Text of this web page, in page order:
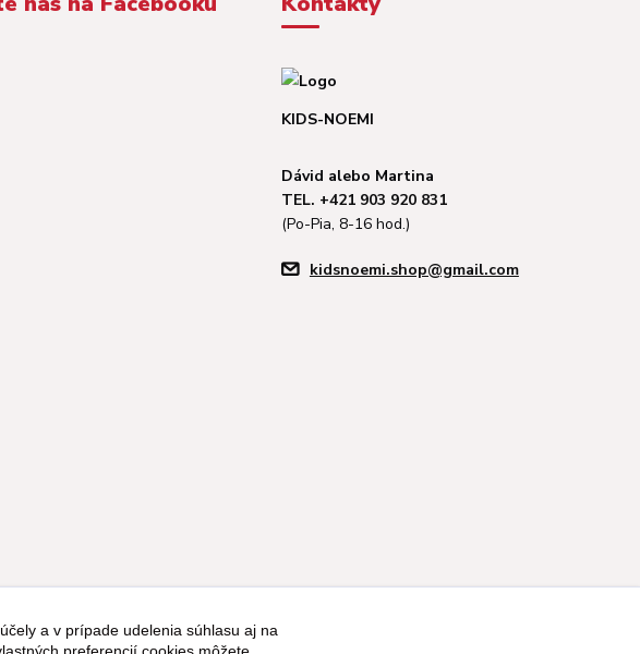
KIDS-NOEMI
Dávid alebo Martina
TEL. +421 903 920 831
(Po-Pia, 8-16 hod.)
kidsnoemi.shop@gmail.com
a v prípade udelenia súhlasu aj na